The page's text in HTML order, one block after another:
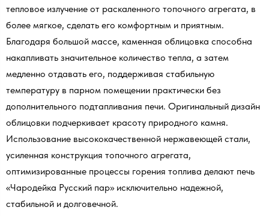
тепловое излучение от раскаленного топочного агрегата, в
более мягкое, сделать его комфортным и приятным.
Благодаря большой массе, каменная облицовка способна
накапливать значительное количество тепла, а затем
медленно отдавать его, поддерживая стабильную
температуру в парном помещении практически без
дополнительного подтапливания печи. Оригинальный дизайн
облицовки подчеркивает красоту природного камня.
Использование высококачественной нержавеющей стали,
усиленная конструкция топочного агрегата,
оптимизированные процессы горения топлива делают печь
«Чародейка Русский пар» исключительно надежной,
стабильной и долговечной.